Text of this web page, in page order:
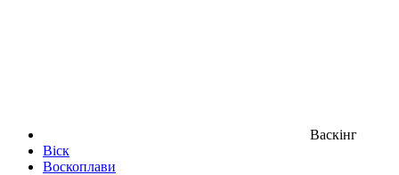
Васкінг
Віск
Воскоплави